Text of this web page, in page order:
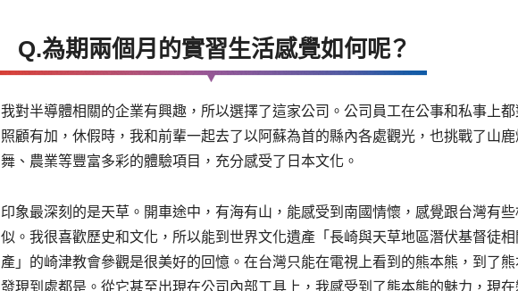
Q.為期兩個月的實習生活感覺如何呢？
我對半導體相關的企業有興趣，所以選擇了這家公司。公司員工在公事和私事上
照顧有加，休假時，我和前輩一起去了以阿蘇為首的縣內各處觀光，也挑戰了山
舞、農業等豐富多彩的體驗項目，充分感受了日本文化。
印象最深刻的是天草。開車途中，有海有山，能感受到南國情懷，感覺跟台灣有些
似。我很喜歡歷史和文化，所以能到世界文化遺產「長崎與天草地區潛伏基督徒
產」的崎津教會參觀是很美好的回憶。在台灣只能在電視上看到的熊本熊，到了
發現到處都是。從它甚至出現在公司內部工具上，我感受到了熊本熊的魅力，現